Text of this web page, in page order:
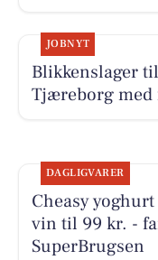
JOBNYT
Blikkenslager
Tjæreborg med
DAGLIGVARER
Cheasy
vin til 99 kr. -
SuperBrugsen